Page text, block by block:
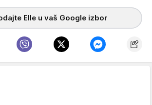
Elle u vaš Google izbor